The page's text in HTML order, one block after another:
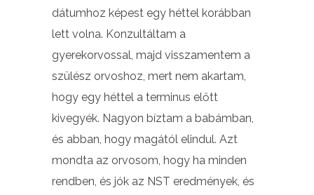
dátumhoz képest egy héttel korábban
lett volna. Konzultáltam a
gyerekorvossal, majd visszamentem a
szülész orvoshoz, mert nem akartam,
hogy egy héttel a terminus előtt
kivegyék. Nagyon bíztam a babámban,
és abban, hogy magától elindul. Azt
mondta az orvosom, hogy ha minden
rendben, és jók az NST eredmények, és